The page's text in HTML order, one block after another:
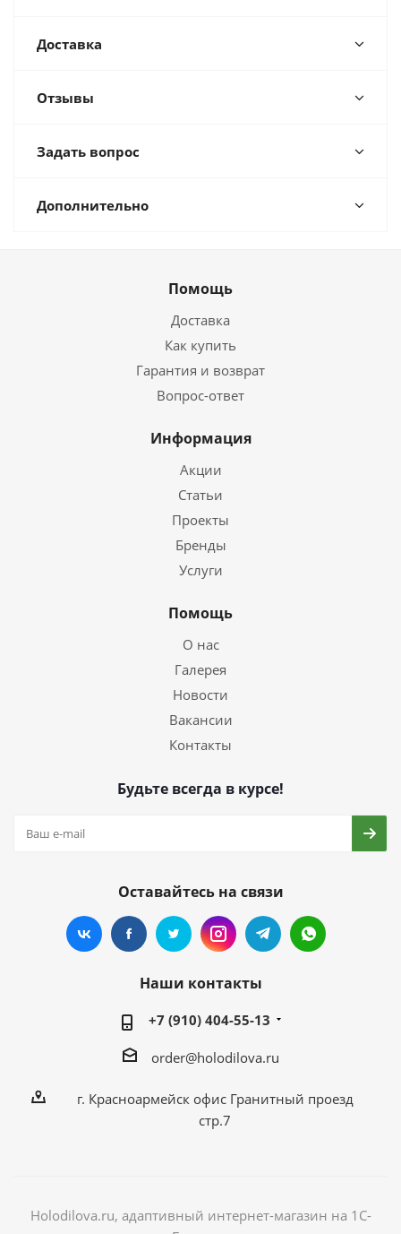
Доставка
Отзывы
Задать вопрос
Дополнительно
Помощь
Доставка
Как купить
Гарантия и возврат
Вопрос-ответ
Информация
Акции
Статьи
Проекты
Бренды
Услуги
Помощь
О нас
Галерея
Новости
Вакансии
Контакты
Будьте всегда в курсе!
Оставайтесь на связи
Наши контакты
+7 (910) 404-55-13
order@holodilova.ru
г. Красноармейск офис Гранитный проезд
стр.7
Holodilova.ru, адаптивный интернет-магазин на 1С-